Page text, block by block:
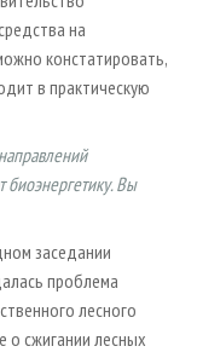
на
констатировать,
в практическую
биоэнергетику. Вы
заседании
проблема
лесного
о сжигании лесных